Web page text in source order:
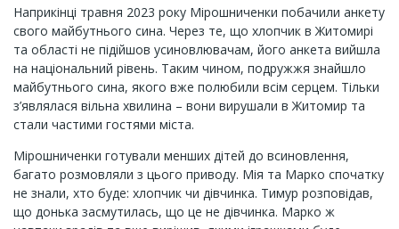
Наприкінці травня 2023 року Мірошниченки побачили анкету
свого майбутнього сина. Через те, що хлопчик в Житомирі
та області не підійшов усиновлювачам, його анкета вийшла
на національний рівень. Таким чином, подружжя знайшло
майбутнього сина, якого вже полюбили всім серцем. Тільки
з’являлася вільна хвилина – вони вирушали в Житомир та
стали частими гостями міста.
Мірошниченки готували менших дітей до всиновлення,
багато розмовляли з цього приводу. Мія та Марко спочатку
не знали, хто буде: хлопчик чи дівчинка. Тимур розповідав,
що донька засмутилась, що це не дівчинка. Марко ж